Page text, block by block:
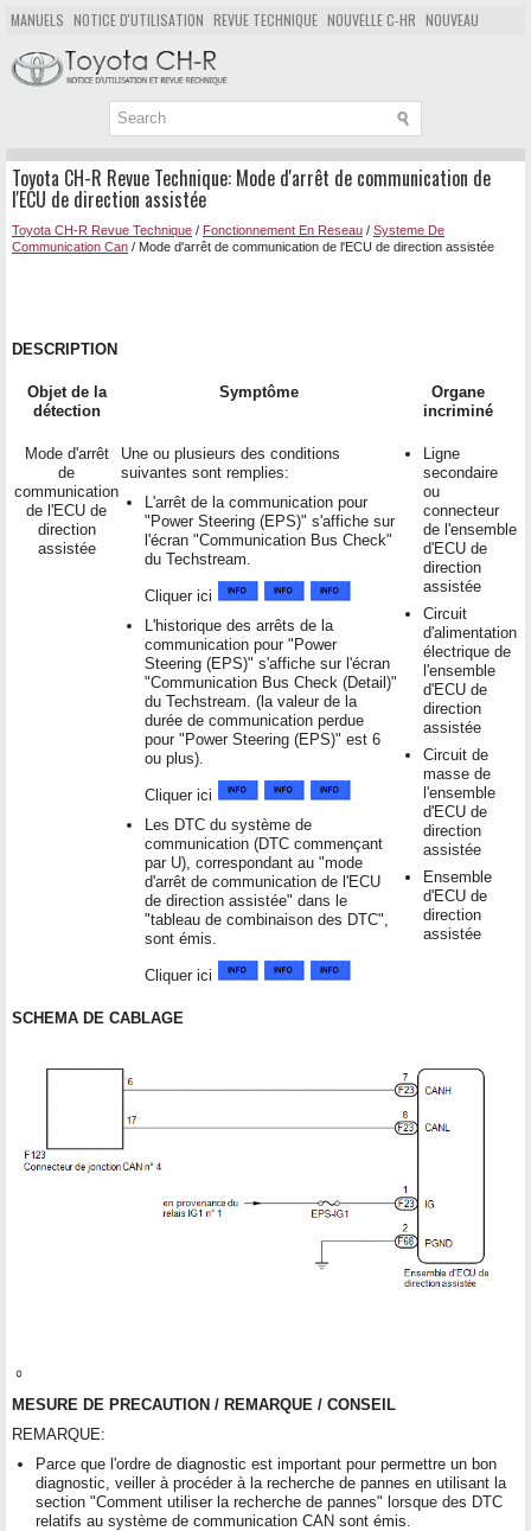
MANUELS NOTICE D'UTILISATION REVUE TECHNIQUE NOUVELLE C-HR NOUVEAU
POPULAIRE
PLAN DU SITE CHERCHER
Toyota CH-R Revue Technique: Mode d'arrêt de communication de
l'ECU de direction assistée
Toyota CH-R Revue Technique / Fonctionnement En Reseau / Systeme De
Communication Can / Mode d'arrêt de communication de l'ECU de direction assistée
DESCRIPTION
Objet de la
détection
Symptôme
Organe
incriminé
Mode d'arrêt
de
communication
de l'ECU de
direction
assistée
Une ou plusieurs des conditions
suivantes sont remplies:
L'arrêt de la communication pour
"Power Steering (EPS)" s'affiche sur
l'écran "Communication Bus Check"
du Techstream.
Cliquer ici
L'historique des arrêts de la
communication pour "Power
Steering (EPS)" s'affiche sur l'écran
"Communication Bus Check (Detail)"
du Techstream. (la valeur de la
durée de communication perdue
pour "Power Steering (EPS)" est 6
ou plus).
Cliquer ici
Les DTC du système de
communication (DTC commençant
par U), correspondant au "mode
d'arrêt de communication de l'ECU
de direction assistée" dans le
"tableau de combinaison des DTC",
sont émis.
Cliquer ici
Ligne
secondaire
ou
connecteur
de l'ensemble
d'ECU de
direction
assistée
Circuit
d'alimentation
électrique de
l'ensemble
d'ECU de
direction
assistée
Circuit de
masse de
l'ensemble
d'ECU de
direction
assistée
Ensemble
d'ECU de
direction
assistée
SCHEMA DE CABLAGE
MESURE DE PRECAUTION / REMARQUE / CONSEIL
REMARQUE:
Parce que l'ordre de diagnostic est important pour permettre un bon
diagnostic, veiller à procéder à la recherche de pannes en utilisant la
section "Comment utiliser la recherche de pannes" lorsque des DTC
relatifs au système de communication CAN sont émis.